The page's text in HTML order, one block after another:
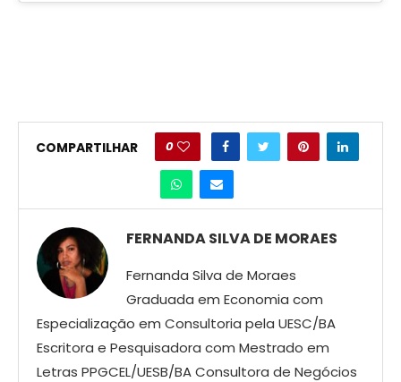
COMPARTILHAR 0
FERNANDA SILVA DE MORAES
Fernanda Silva de Moraes
Graduada em Economia com
Especialização em Consultoria pela UESC/BA
Escritora e Pesquisadora com Mestrado em
Letras PPGCEL/UESB/BA Consultora de Negócios